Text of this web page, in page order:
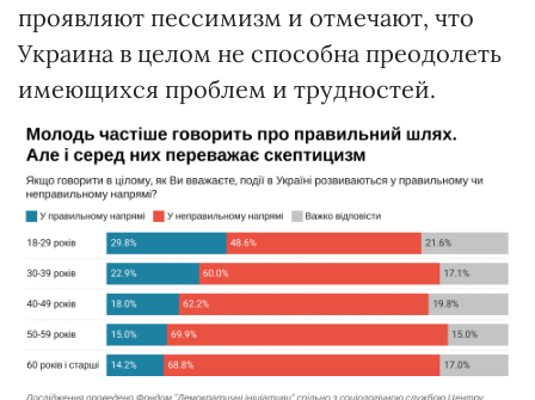
проявляют пессимизм и отмечают, что
Украина в целом не способна преодолеть
имеющихся проблем и трудностей.